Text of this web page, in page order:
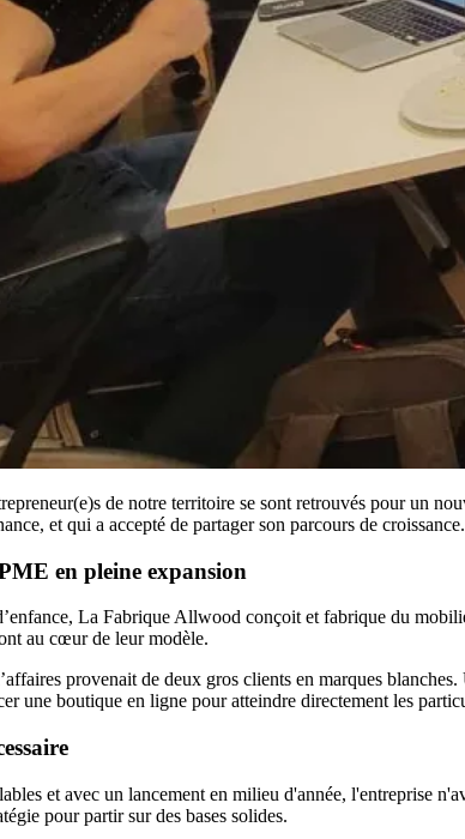
de notre territoire se sont retrouvés pour un
et qui a accepté de partager son parcours de croissance.
en pleine expansion
La Fabrique Allwood conçoit et fabrique du
au cœur de leur modèle.
provenait de deux gros clients en marques
une boutique en ligne pour atteindre directement les
et avec un lancement en milieu d'année, l'entreprise
pour partir sur des bases solides.